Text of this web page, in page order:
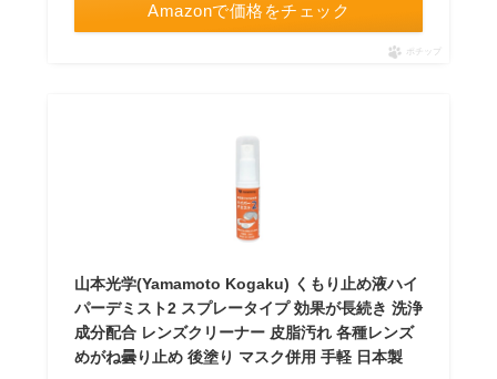
Amazonで価格をチェック
ポチップ
山本光学(Yamamoto Kogaku) くもり止め液ハイ
パーデミスト2 スプレータイプ 効果が長続き 洗浄
成分配合 レンズクリーナー 皮脂汚れ 各種レンズ
めがね曇り止め 後塗り マスク併用 手軽 日本製